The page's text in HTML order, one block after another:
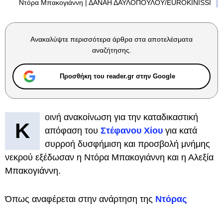
Ντόρα Μπακογιάννη | ΔΑΝΑΗ ΔΑΥΛΟΠΟΥΛΟΥ/EUROKINISSI
Ανακαλύψτε περισσότερα άρθρα στα αποτελέσματα
αναζήτησης.
Προσθήκη του reader.gr στην Google
Κ
οινή ανακοίνωση για την καταδικαστική
απόφαση του Στέφανου Χίου για κατά
συρροή δυσφήμιση και προσβολή μνήμης
νεκρού εξέδωσαν η Ντόρα Μπακογιάννη και η Αλεξία
Μπακογιάννη.
Όπως αναφέρεται στην ανάρτηση της Ντόρας